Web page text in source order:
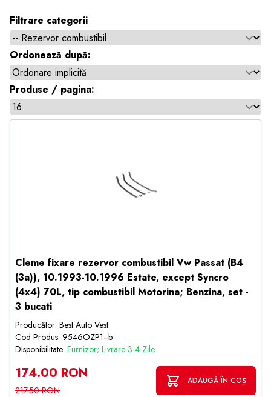
Filtrare categorii
Ordonează după:
Produse / pagina:
Cleme fixare rezervor combustibil Vw Passat (B4
(3a)), 10.1993-10.1996 Estate, except Syncro
(4x4) 70L, tip combustibil Motorina; Benzina, set -
3 bucati
Producător: Best Auto Vest
Cod Produs: 9546OZP1--b
Disponibilitate: Furnizor; Livrare 3-4 Zile
174.00 RON
217.50 RON
ADAUGĂ ÎN COȘ